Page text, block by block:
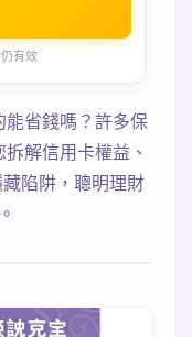
有效
省錢嗎？許多保
解信用卡權益、
陷阱，聰明理財